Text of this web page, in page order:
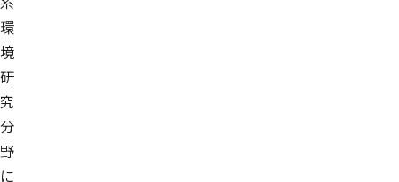
環
境
研
究
分
野
に